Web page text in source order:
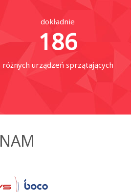
dokładnie
186
różnych urządzeń sprzątających